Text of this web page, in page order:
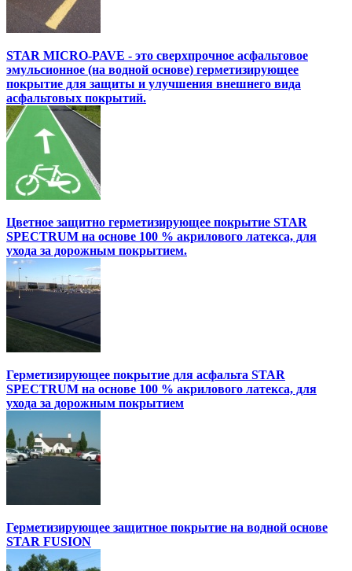
STAR MICRO-PAVE - это сверхпрочное асфальтовое
эмульсионное (на водной основе) герметизирующее
покрытие для защиты и улучшения внешнего вида
асфальтовых покрытий.
Цветное защитно герметизирующее покрытие STAR
SPECTRUM на основе 100 % акрилового латекса, для
ухода за дорожным покрытием.
Герметизирующее покрытие для асфальта STAR
SPECTRUM на основе 100 % акрилового латекса, для
ухода за дорожным покрытием
Герметизирующее защитное покрытие на водной основе
STAR FUSION